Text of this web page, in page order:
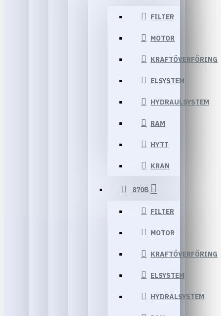
FILTER
MOTOR
KRAFTÖVERFÖRING
ELSYSTEM
HYDRAULSYSTEM
RAM
HYTT
KRAN
870B
FILTER
MOTOR
KRAFTÖVERFÖRING
ELSYSTEM
HYDRALSYSTEM